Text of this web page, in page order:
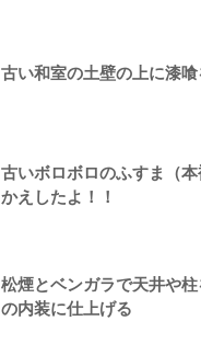
古い和室の土壁の上に漆喰
古いボロボロのふすま（
かえしたよ！！
松煙とベンガラで天井や
の内装に仕上げる